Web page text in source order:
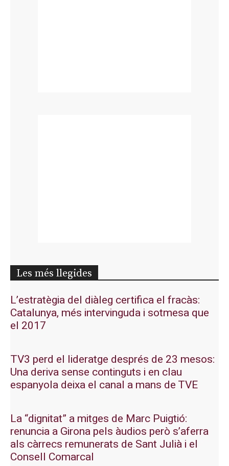
Les més llegides
L’estratègia del diàleg certifica el fracàs:
Catalunya, més intervinguda i sotmesa que
el 2017
TV3 perd el lideratge després de 23 mesos:
Una deriva sense continguts i en clau
espanyola deixa el canal a mans de TVE
La “dignitat” a mitges de Marc Puigtió:
renuncia a Girona pels àudios però s’aferra
als càrrecs remunerats de Sant Julià i el
Consell Comarcal